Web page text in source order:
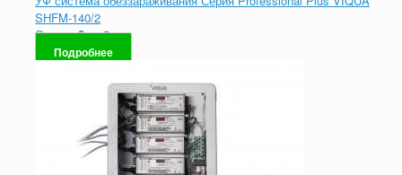
SHFM-140/2
Оценка0из 5
Подробнее